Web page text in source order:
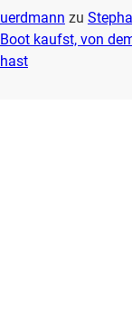
uerdmann zu
Boot kaufst, von
hast